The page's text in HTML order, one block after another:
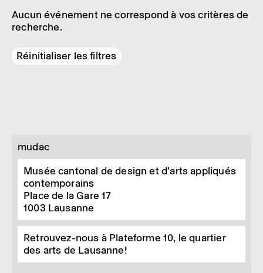
Aucun événement ne correspond à vos critères de
recherche.
Réinitialiser les filtres
mudac
Musée cantonal de design et d’arts appliqués
contemporains
Place de la Gare 17
1003 Lausanne
Retrouvez-nous à Plateforme 10, le quartier
des arts de Lausanne!